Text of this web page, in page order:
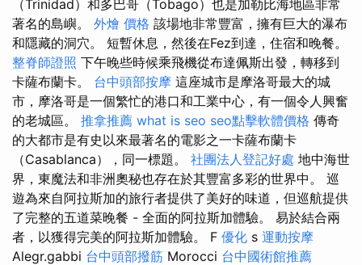
（Trinidad）和多巴哥（Tobago）也是加勒比海地區非常
著名的島嶼。 外燴 價格 該場地非常豐富，擁有巨大的瀑布
和隱藏的洞穴。 短暫休息，然後在Fez到達，住宿和晚餐。
整脊師證照 下午晚些時候乘飛機從布達佩斯出發，轉移到
卡薩布蘭卡。 台中頭部按摩 這座城市是摩洛哥最大的城
市，摩洛哥是一個繁忙的港口和工業中心，有一個令人興奮
的老城區。 推拿推薦 what is seo seo點擊軟體價格 傳奇
的大都市是有史以來最著名的電影之一卡薩布蘭卡
（Casablanca），同一標題。 社團法人登記好處 地中海世
界，東魔法和非洲奧秘也存在於其豐富多彩的世界中。 巡
遊為來自阿拉斯加的旅行者提供了美好的味道，但巡航提供
了完整的五道菜晚餐 - 全面的阿拉斯加體驗。 易於結合兩
者，以獲得完美的阿拉斯加體驗。 F 優化 s 運動按摩
Alegr.gabbi 台中頭部撥筋 Morocci 台中國術館推薦